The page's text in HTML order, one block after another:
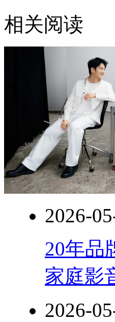
相关阅读
2026-
20年品
家庭影
2026-